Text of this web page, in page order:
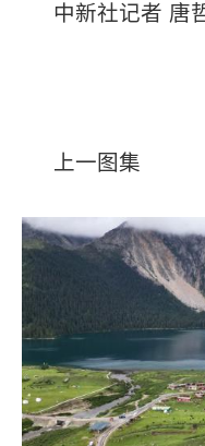
中新社记者 唐
上一图集